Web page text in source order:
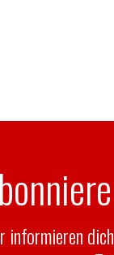
informieren